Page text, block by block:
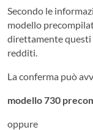
Secondo le
modello
direttamente
redditi.
La conferma può
modello 730
oppure